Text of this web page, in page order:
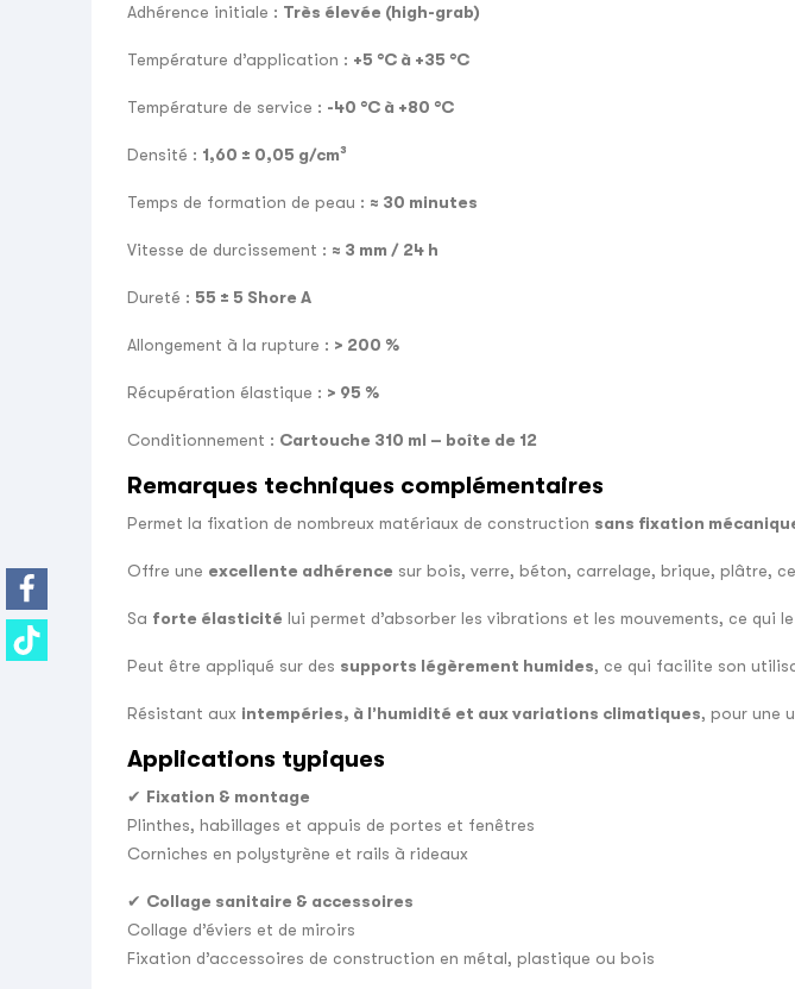
Adhérence initiale : Très élevée (high-grab)
Température d’application : +5 °C à +35 °C
Température de service : -40 °C à +80 °C
Densité : 1,60 ± 0,05 g/cm³
Temps de formation de peau : ≈ 30 minutes
Vitesse de durcissement : ≈ 3 mm / 24 h
Dureté : 55 ± 5 Shore A
Allongement à la rupture : > 200 %
Récupération élastique : > 95 %
Conditionnement : Cartouche 310 ml – boîte de 12
Remarques techniques complémentaires
Permet la fixation de nombreux matériaux de construction sans fixation
Offre une excellente adhérence sur bois, verre, béton, carrelage, brique, plâtre,
Sa forte élasticité lui permet d’absorber les vibrations et les mouvements, ce qui
Peut être appliqué sur des supports légèrement humides, ce qui facilite son
Résistant aux intempéries, à l’humidité et aux variations climatiques, pour une
Applications typiques
✔ Fixation & montage
Plinthes, habillages et appuis de portes et fenêtres
Corniches en polystyrène et rails à rideaux
✔ Collage sanitaire & accessoires
Collage d’éviers et de miroirs
Fixation d’accessoires de construction en métal, plastique ou bois